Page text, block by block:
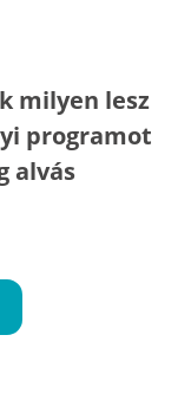
milyen lesz
programot
alvás